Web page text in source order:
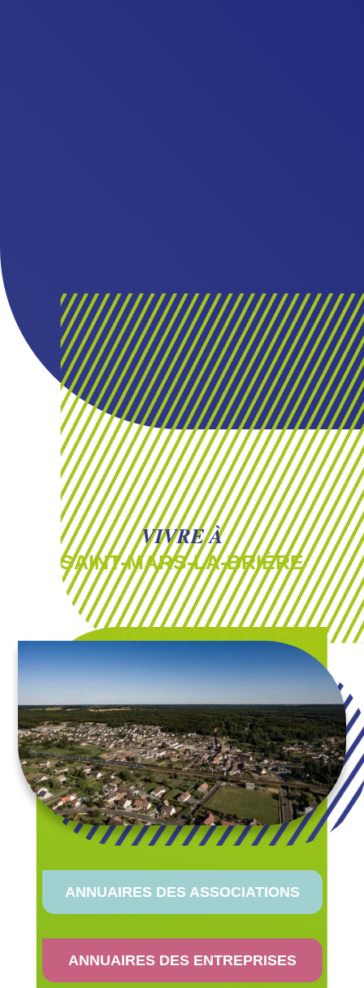
VIVRE À
SAINT-MARS-LA-BRIÈRE
ANNUAIRES DES ASSOCIATIONS
ANNUAIRES DES ENTREPRISES